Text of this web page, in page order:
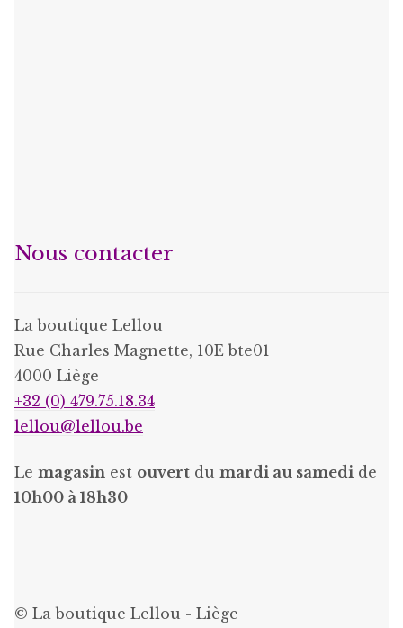
Nous contacter
La boutique Lellou
Rue Charles Magnette, 10E bte01
4000 Liège
+32 (0) 479.75.18.34
lellou@lellou.be
Le magasin est ouvert du mardi au samedi de
10h00 à 18h30
© La boutique Lellou - Liège